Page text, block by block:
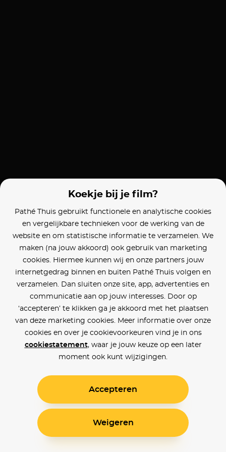
Koekje bij je film?
Pathé Thuis gebruikt functionele en analytische cookies
en vergelijkbare technieken voor de werking van de
website en om statistische informatie te verzamelen. We
maken (na jouw akkoord) ook gebruik van marketing
cookies. Hiermee kunnen wij en onze partners jouw
internetgedrag binnen en buiten Pathé Thuis volgen en
verzamelen. Dan sluiten onze site, app, advertenties en
communicatie aan op jouw interesses. Door op
‘accepteren’ te klikken ga je akkoord met het plaatsen
van deze marketing cookies. Meer informatie over onze
cookies en over je cookievoorkeuren vind je in ons
cookiestatement, waar je jouw keuze op een later
moment ook kunt wijzigingen.
Accepteren
Weigeren